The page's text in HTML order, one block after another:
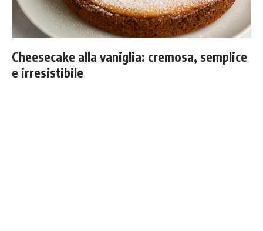
Cheesecake alla vaniglia: cremosa, semplice
e irresistibile